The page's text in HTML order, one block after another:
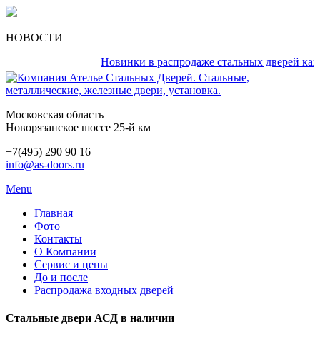
НОВОСТИ
Новинки в распродаже стальных дверей каждый
Московская область
Новорязанское шоссе 25-й км
+7(495) 290 90 16
info@as-doors.ru
Menu
Главная
Фото
Контакты
О Компании
Сервис и цены
До и после
Распродажа входных дверей
Стальные двери АСД в наличии